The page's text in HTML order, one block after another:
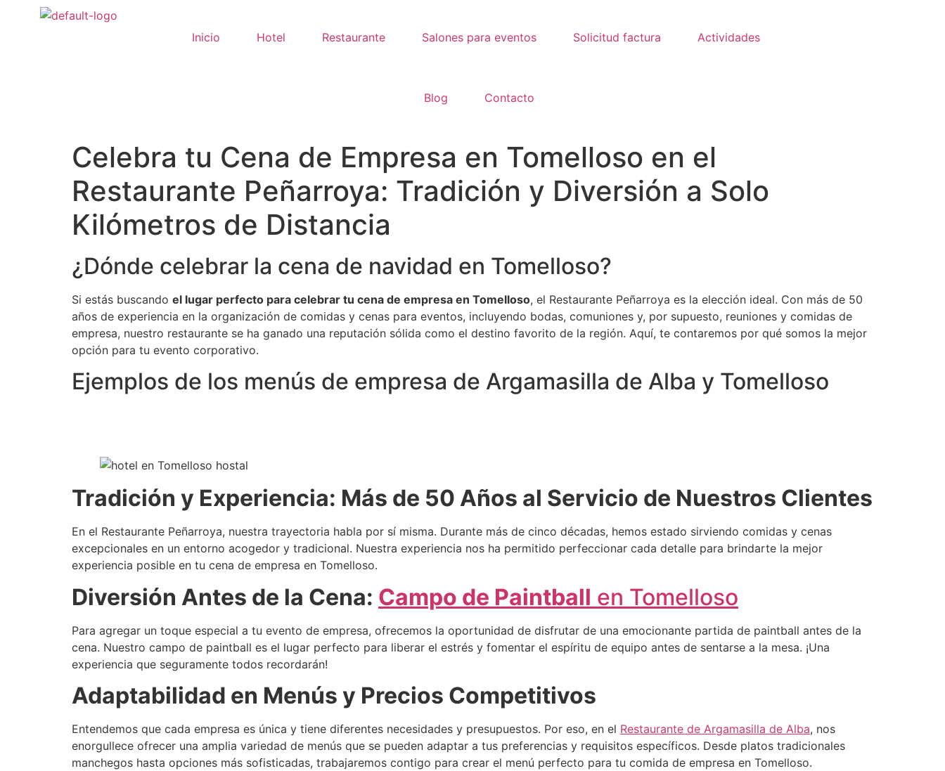
Inicio Hotel Restaurante Salones para eventos Solicitud factura Actividades
Blog Contacto
Celebra tu Cena de Empresa en Tomelloso en el
Restaurante Peñarroya: Tradición y Diversión a Solo
Kilómetros de Distancia
¿Dónde celebrar la cena de navidad en Tomelloso?
Si estás buscando el lugar perfecto para celebrar tu cena de empresa en Tomelloso, el Restaurante Peñarroya es la elección ideal. Con más de 50
años de experiencia en la organización de comidas y cenas para eventos, incluyendo bodas, comuniones y, por supuesto, reuniones y comidas de
empresa, nuestro restaurante se ha ganado una reputación sólida como el destino favorito de la región. Aquí, te contaremos por qué somos la mejor
opción para tu evento corporativo.
Ejemplos de los menús de empresa de Argamasilla de Alba y Tomelloso
Tradición y Experiencia: Más de 50 Años al Servicio de Nuestros Clientes
En el Restaurante Peñarroya, nuestra trayectoria habla por sí misma. Durante más de cinco décadas, hemos estado sirviendo comidas y cenas
excepcionales en un entorno acogedor y tradicional. Nuestra experiencia nos ha permitido perfeccionar cada detalle para brindarte la mejor
experiencia posible en tu cena de empresa en Tomelloso.
Diversión Antes de la Cena: Campo de Paintball en Tomelloso
Para agregar un toque especial a tu evento de empresa, ofrecemos la oportunidad de disfrutar de una emocionante partida de paintball antes de la
cena. Nuestro campo de paintball es el lugar perfecto para liberar el estrés y fomentar el espíritu de equipo antes de sentarse a la mesa. ¡Una
experiencia que seguramente todos recordarán!
Adaptabilidad en Menús y Precios Competitivos
Entendemos que cada empresa es única y tiene diferentes necesidades y presupuestos. Por eso, en el Restaurante de Argamasilla de Alba, nos
enorgullece ofrecer una amplia variedad de menús que se pueden adaptar a tus preferencias y requisitos específicos. Desde platos tradicionales
manchegos hasta opciones más sofisticadas, trabajaremos contigo para crear el menú perfecto para tu comida de empresa en Tomelloso.